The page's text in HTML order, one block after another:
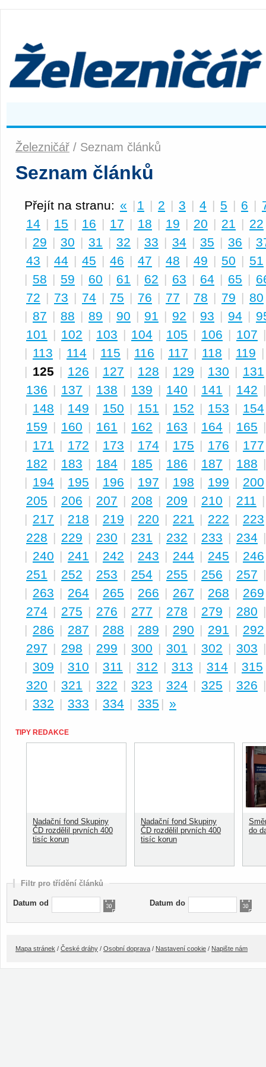
Železničář / Seznam článků
Seznam článků
Přejít na stranu: « | 1 | 2 | 3 | 4 | 5 | 6 |
14 | 15 | 16 | 17 | 18 | 19 | 20 | 21 | 22
| 29 | 30 | 31 | 32 | 33 | 34 | 35 | 36 |
43 | 44 | 45 | 46 | 47 | 48 | 49 | 50 | 51
| 58 | 59 | 60 | 61 | 62 | 63 | 64 | 65 |
72 | 73 | 74 | 75 | 76 | 77 | 78 | 79 | 80
| 87 | 88 | 89 | 90 | 91 | 92 | 93 | 94 |
101 | 102 | 103 | 104 | 105 | 106 | 107
| 113 | 114 | 115 | 116 | 117 | 118 | 119
| 125 | 126 | 127 | 128 | 129 | 130 | 131
136 | 137 | 138 | 139 | 140 | 141 | 142
| 148 | 149 | 150 | 151 | 152 | 153 | 154
159 | 160 | 161 | 162 | 163 | 164 | 165
| 171 | 172 | 173 | 174 | 175 | 176 | 177
182 | 183 | 184 | 185 | 186 | 187 | 188
| 194 | 195 | 196 | 197 | 198 | 199 | 200
205 | 206 | 207 | 208 | 209 | 210 | 211
| 217 | 218 | 219 | 220 | 221 | 222 | 223
228 | 229 | 230 | 231 | 232 | 233 | 234
| 240 | 241 | 242 | 243 | 244 | 245 | 246
251 | 252 | 253 | 254 | 255 | 256 | 257
| 263 | 264 | 265 | 266 | 267 | 268 | 269
274 | 275 | 276 | 277 | 278 | 279 | 280
| 286 | 287 | 288 | 289 | 290 | 291 | 292
297 | 298 | 299 | 300 | 301 | 302 | 303
| 309 | 310 | 311 | 312 | 313 | 314 | 315
320 | 321 | 322 | 323 | 324 | 325 | 326
| 332 | 333 | 334 | 335 | »
TIPY REDAKCE
Nadační fond Skupiny
ČD rozdělil prvních 400
tisíc korun
Nadační fond Skupiny
ČD rozdělil prvních 400
tisíc korun
do
Filtr pro třídění článků
Datum od Datum do
Mapa stránek / České dráhy / Osobní doprava / Nastavení cookie / Napište nám